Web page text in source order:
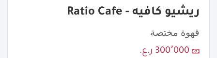
ريشيو كافيه - Ratio Cafe
قهوة مختصة
300٬000 ر.ع.